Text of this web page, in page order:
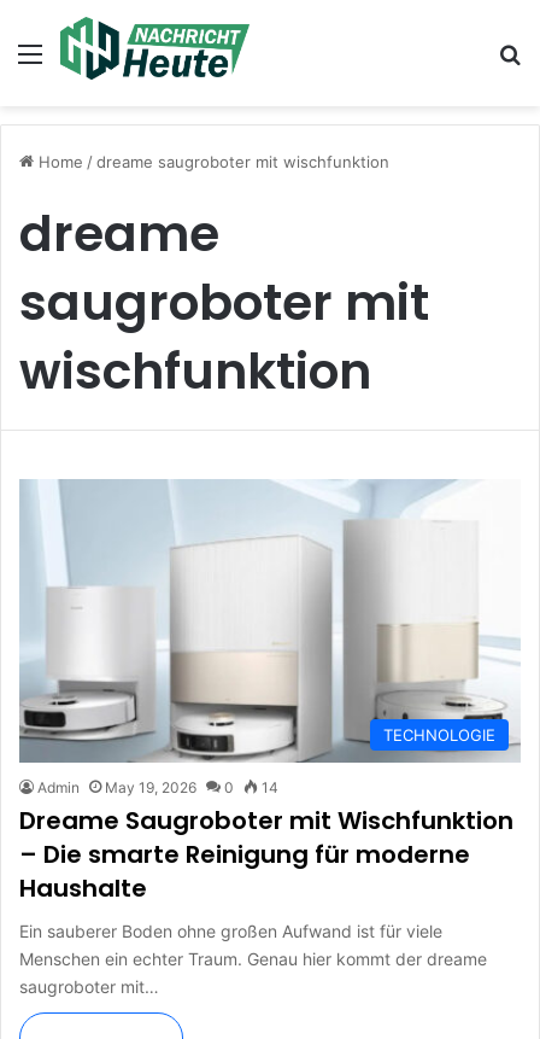
Menu
Home /dreame saugroboter mit wischfunktion
dreame
saugroboter mit
wischfunktion
TECHNOLOGIE
Admin May 19, 2026 0 14
Dreame Saugroboter mit Wischfunktion
– Die smarte Reinigung für moderne
Haushalte
Ein sauberer Boden ohne großen Aufwand ist für viele
Menschen ein echter Traum. Genau hier kommt der dreame
saugroboter mit…